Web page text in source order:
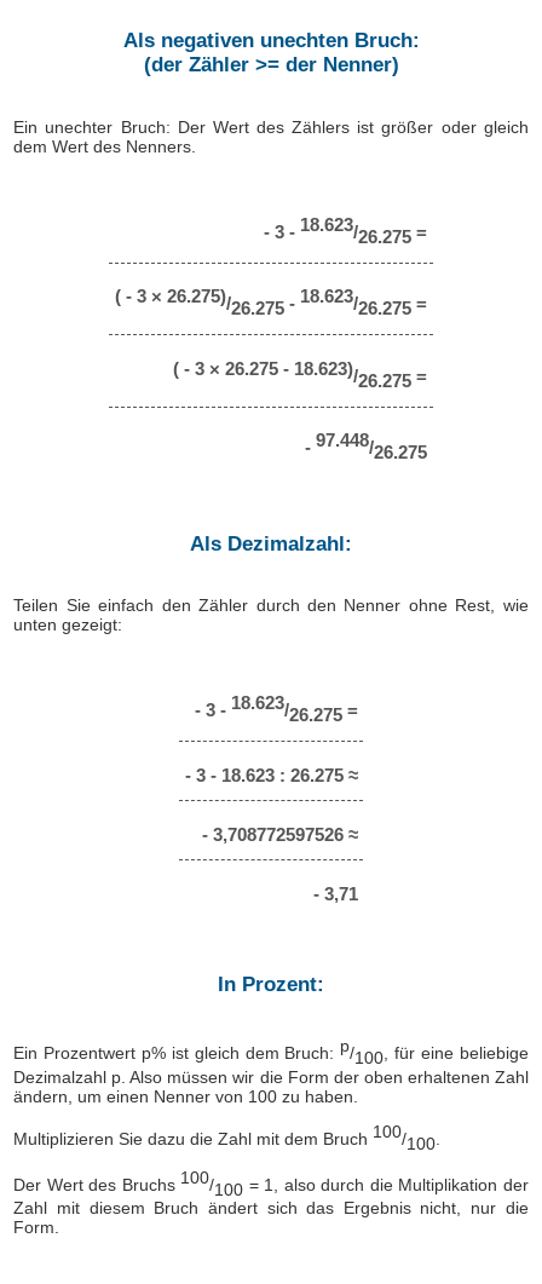
Als negativen unechten Bruch:
(der Zähler >= der Nenner)
Ein unechter Bruch: Der Wert des Zählers ist größer oder gleich
dem Wert des Nenners.
- 3 - 18.623/26.275 =
( - 3 × 26.275)/26.275 - 18.623/26.275 =
( - 3 × 26.275 - 18.623)/26.275 =
- 97.448/26.275
Als Dezimalzahl:
Teilen Sie einfach den Zähler durch den Nenner ohne Rest, wie
unten gezeigt:
- 3 - 18.623/26.275=
- 3 - 18.623 : 26.275 ≈
- 3,708772597526 ≈
- 3,71
In Prozent:
Ein Prozentwert p% ist gleich dem Bruch: p/100 , für eine beliebige
Dezimalzahl p. Also müssen wir die Form der oben erhaltenen Zahl
ändern, um einen Nenner von 100 zu haben.
Multiplizieren Sie dazu die Zahl mit dem Bruch 100/100
Der Wert des Bruchs 100/100 = 1, also durch die Multiplikation der
Zahl mit diesem Bruch ändert sich das Ergebnis nicht, nur die
Form.